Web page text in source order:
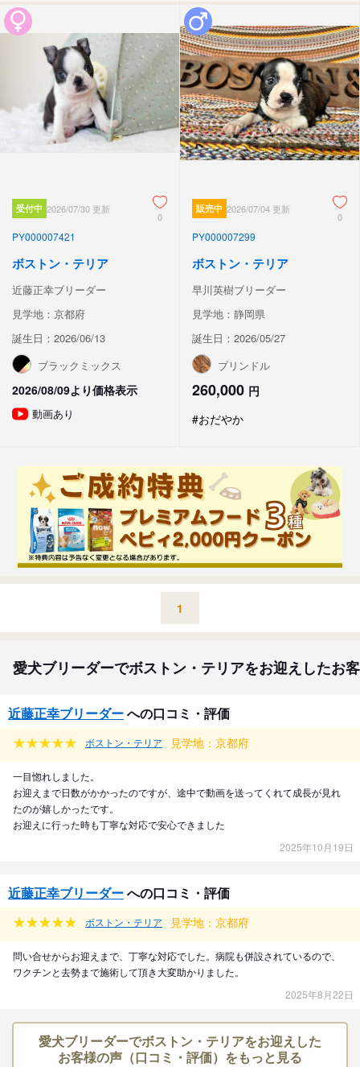
受付中 2026/07/30 更新
0
PY000007421
ボストン・テリア
近藤正幸ブリーダー
見学地：京都府
誕生日：2026/06/13
ブラックミックス
2026/08/09より価格表示
動画あり
販売中 2026/07/04 更新
0
PY000007299
ボストン・テリア
早川英樹ブリーダー
見学地：静岡県
誕生日：2026/05/27
ブリンドル
260,000 円
#おだやか
1
愛犬ブリーダーでボストン・テリアをお迎えしたお
近藤正幸ブリーダーへの口コミ・評価
ボストン・テリア 見学地：京都府
一目惚れしました。
お迎えまで日数がかかったのですが、途中で動画を送ってくれて成長が見れ
たのが嬉しかったです。
お迎えに行った時も丁寧な対応で安心できました
2025年10月19日
近藤正幸ブリーダーへの口コミ・評価
ボストン・テリア 見学地：京都府
問い合せからお迎えまで、丁寧な対応でした。病院も併設されているので、
ワクチンと去勢まで施術して頂き大変助かりました。
2025年8月22日
愛犬ブリーダーでボストン・テリアをお迎えした
お客様の声（口コミ・評価）をもっと見る